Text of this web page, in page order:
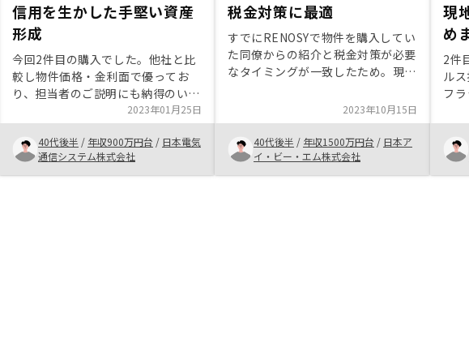
信用を生かした手堅い資産
形成
今回2件目の購入でした。他社と比
較し物件価格・金利面で優ってお
り、担当者のご説明にも納得のいく
内容であったことから即日即決しま
した。現金は他のリスク商品で運用
しており、信用を生かした手堅い資
産形成に有効であることから余力の
許す限りで今後も購入を考えていま
2023年01月25日
40代後半 / 年収900万円台 / 日本電気
通信システム株式会社
税金対策に最適
すでにRENOSYで物件を購入してい
た同僚からの紹介と税金対策が必要
なタイミングが一致したため。現在
可能なのか、具体的に提示してもら
えたのは良かった。今後、確定申告
などのサポートについても期待して
います。
2023年10月15日
40代後半 / 年収1500万円台 / 日本ア
イ・ビー・エム株式会社
現
め
2件
ル
フ
も
た
う
現
し